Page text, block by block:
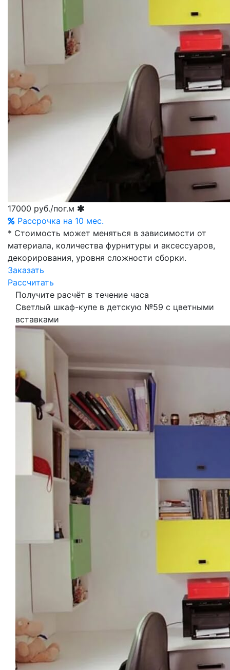
17000 руб./пог.м
Рассрочка на 10 мес.
* Стоимость может меняться в зависимости от
материала, количества фурнитуры и аксессуаров,
декорирования, уровня сложности сборки.
Заказать
Рассчитать
Получите расчёт в течение часа
Светлый шкаф-купе в детскую №59 с цветными
вставками